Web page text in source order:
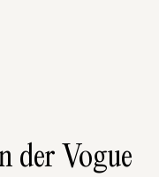
der Vogue